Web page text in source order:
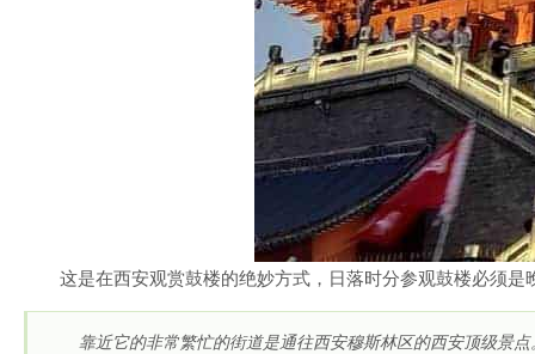
这是在西安观赏鼓楼的绝妙方式，日落时分参观鼓楼必须
靠近它的非常繁忙的街道是通往西安穆斯林区的西安顶级景